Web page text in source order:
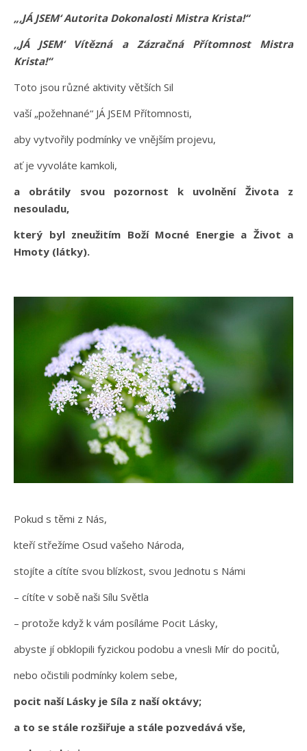
„‚JÁ JSEM‘ Autorita Dokonalosti Mistra Krista!“
‚‚JÁ JSEM‘ Vítězná a Zázračná Přítomnost Mistra
Krista!“
Toto jsou různé aktivity větších Sil
vaší „požehnané“ JÁ JSEM Přítomnosti,
aby vytvořily podmínky ve vnějším projevu,
ať je vyvoláte kamkoli,
a obrátily svou pozornost k uvolnění Života z
nesouladu,
který byl zneužitím Boží Mocné Energie a Život a
Hmoty (látky).
Pokud s těmi z Nás,
kteří střežíme Osud vašeho Národa,
stojíte a cítíte svou blízkost, svou Jednotu s Námi
– cítíte v sobě naši Sílu Světla
– protože když k vám posíláme Pocit Lásky,
abyste jí obklopili fyzickou podobu a vnesli Mír do pocitů,
nebo očistili podmínky kolem sebe,
pocit naší Lásky je Síla z naší oktávy;
a to se stále rozšiřuje a stále pozvedává vše,